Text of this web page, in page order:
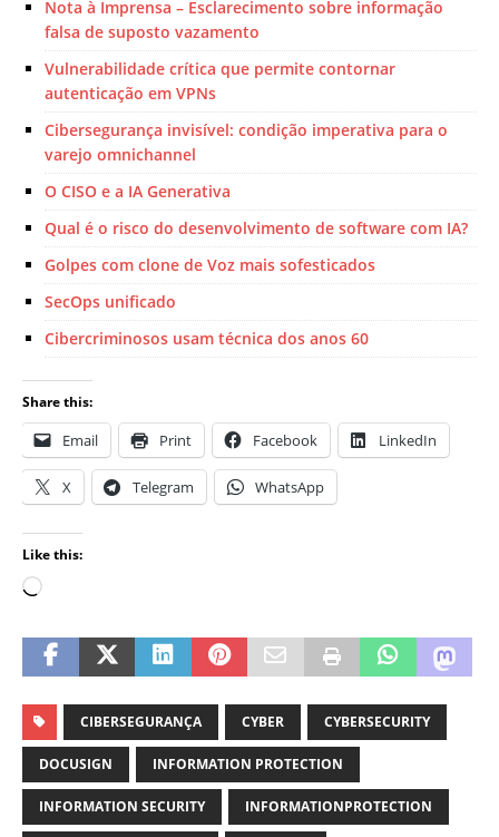
Nota à Imprensa – Esclarecimento sobre informação
falsa de suposto vazamento
Vulnerabilidade crítica que permite contornar
autenticação em VPNs
Cibersegurança invisível: condição imperativa para o
varejo omnichannel
O CISO e a IA Generativa
Qual é o risco do desenvolvimento de software com IA?
Golpes com clone de Voz mais sofesticados
SecOps unificado
Cibercriminosos usam técnica dos anos 60
Share this:
Email Print Facebook LinkedIn
X Telegram WhatsApp
Like this:
CIBERSEGURANÇA CYBER CYBERSECURITY
DOCUSIGN INFORMATION PROTECTION
INFORMATION SECURITY INFORMATIONPROTECTION